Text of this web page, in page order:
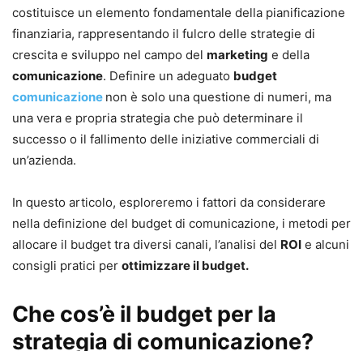
costituisce un elemento fondamentale della pianificazione
finanziaria, rappresentando il fulcro delle strategie di
crescita e sviluppo nel campo del marketing e della
comunicazione. Definire un adeguato budget
comunicazione non è solo una questione di numeri, ma
una vera e propria strategia che può determinare il
successo o il fallimento delle iniziative commerciali di
un’azienda.
In questo articolo, esploreremo i fattori da considerare
nella definizione del budget di comunicazione, i metodi per
allocare il budget tra diversi canali, l’analisi del ROI e alcuni
consigli pratici per ottimizzare il budget.
Che cos’è il budget per la
strategia di comunicazione?